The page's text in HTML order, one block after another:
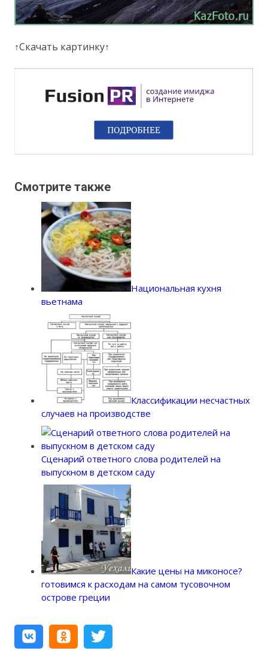
↑Скачать картинку↑
Смотрите также
Национальная кухня
вьетнама
Классификации несчастных
случаев на производстве
Сценарий ответного слова родителей на
выпускном в детском саду
Какие цены на миконосе?
готовимся к расходам на самом тусовочном
острове греции